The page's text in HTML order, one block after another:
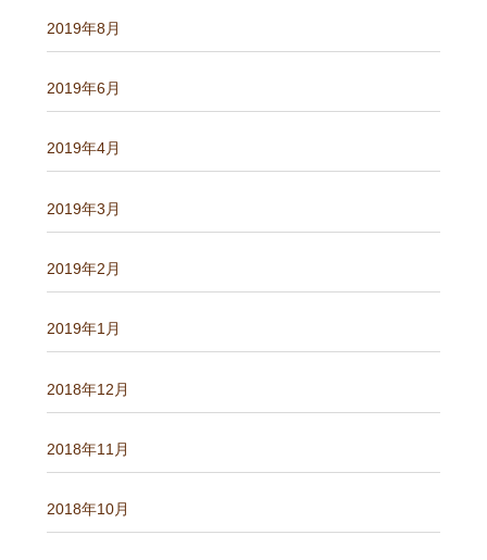
2019年8月
2019年6月
2019年4月
2019年3月
2019年2月
2019年1月
2018年12月
2018年11月
2018年10月